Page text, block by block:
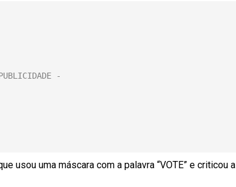
usou uma máscara com a palavra “VOTE” e criticou a